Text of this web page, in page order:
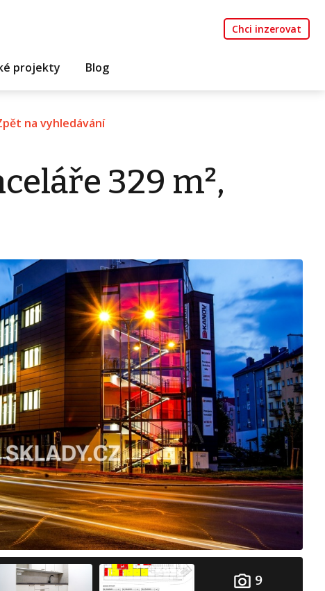
Chci inzerovat
projekty Blog
na vyhledávání
329 m²,
9